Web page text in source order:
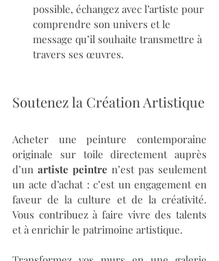
possible, échangez avec l’artiste pour
comprendre son univers et le
message qu’il souhaite transmettre à
travers ses œuvres.
Soutenez la Création Artistique
Acheter une peinture contemporaine
originale sur toile directement auprès
d’un artiste peintre n’est pas seulement
un acte d’achat : c’est un engagement en
faveur de la culture et de la créativité.
Vous contribuez à faire vivre des talents
et à enrichir le patrimoine artistique.